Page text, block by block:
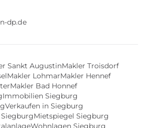
dp.de
Sankt AugustinMakler Troisdorf
Makler LohmarMakler Hennef
Makler Bad Honnef
Immobilien Siegburg
Verkaufen in Siegburg
Mietspiegel Siegburg
Wohnlagen Siegburg